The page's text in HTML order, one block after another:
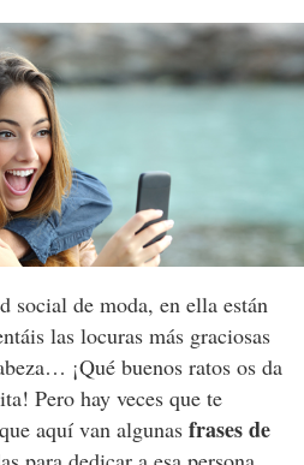
social de moda, en ella están
las locuras más graciosas
¡Qué buenos ratos os da
Pero hay veces que te
aquí van algunas frases de